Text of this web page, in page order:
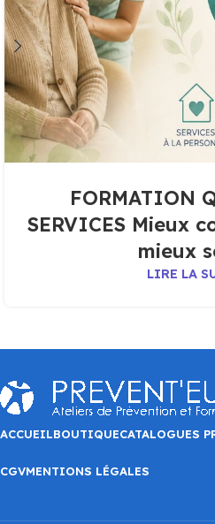
FORMATION
SERVICES Mieux
mieux
LIRE LA
ACCUEILBOUTIQUECATALOGUES
CGVMENTIONS LÉGALES